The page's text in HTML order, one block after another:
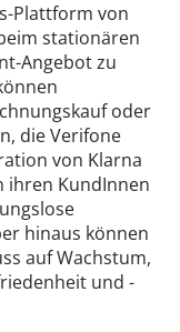
Plattform von
stationären
Angebot zu
oder
die Verifone
von Klarna
ihren KundInnen
hinaus können
auf Wachstum,
und -